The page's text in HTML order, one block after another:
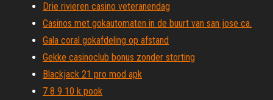
Drie rivieren casino veteranendag
Casinos met gokautomaten in de buurt van san jose ca.
Gala coral gokafdeling op afstand
Gekke casinoclub bonus zonder storting
Blackjack 21 pro mod apk
7 8 9 10 k pook